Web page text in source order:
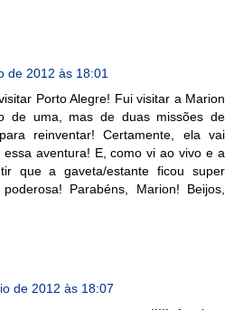
de 2012 às 18:01
Porto Alegre! Fui visitar a Marion
de uma, mas de duas missões de
reinventar! Certamente, ela vai
aventura! E, como vi ao vivo e a
que a gaveta/estante ficou super
Parabéns, Marion! Beijos,
de 2012 às 18:07